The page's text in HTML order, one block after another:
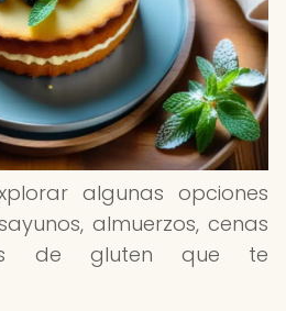
algunas opciones
almuerzos, cenas
de gluten que te